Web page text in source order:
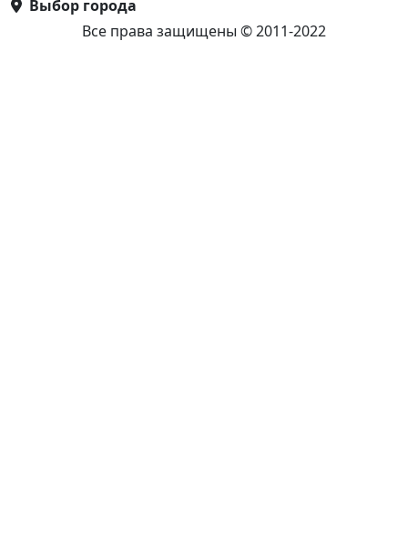
Выбор города
Все права защищены © 2011-2022